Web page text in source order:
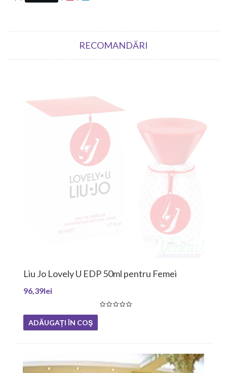
RECOMANDĂRI
Liu Jo Lovely U EDP 50ml pentru Femei
96,39lei
ADĂUGAȚI ÎN COŞ